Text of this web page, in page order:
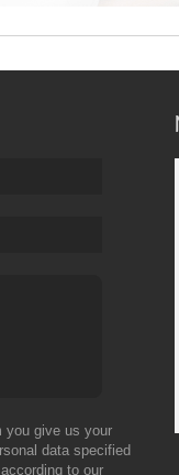
you give us your
data specified
to our